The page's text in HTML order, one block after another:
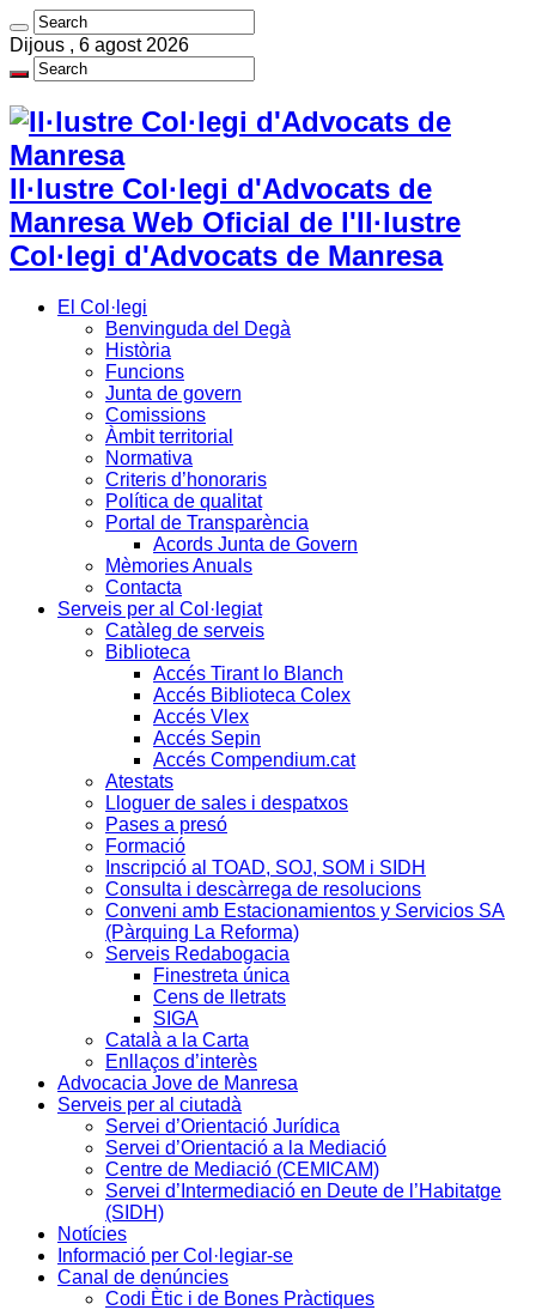
Dijous , 6 agost 2026
Il·lustre Col·legi d'Advocats de
Manresa Web Oficial de l'Il·lustre
Col·legi d'Advocats de Manresa
El Col·legi
Benvinguda del Degà
Història
Funcions
Junta de govern
Comissions
Àmbit territorial
Normativa
Criteris d’honoraris
Política de qualitat
Portal de Transparència
Acords Junta de Govern
Mèmories Anuals
Contacta
Serveis per al Col·legiat
Catàleg de serveis
Biblioteca
Accés Tirant lo Blanch
Accés Biblioteca Colex
Accés Vlex
Accés Sepin
Accés Compendium.cat
Atestats
Lloguer de sales i despatxos
Pases a presó
Formació
Inscripció al TOAD, SOJ, SOM i SIDH
Consulta i descàrrega de resolucions
Conveni amb Estacionamientos y Servicios SA
(Pàrquing La Reforma)
Serveis Redabogacia
Finestreta única
Cens de lletrats
SIGA
Català a la Carta
Enllaços d’interès
Advocacia Jove de Manresa
Serveis per al ciutadà
Servei d’Orientació Jurídica
Servei d’Orientació a la Mediació
Centre de Mediació (CEMICAM)
Servei d’Intermediació en Deute de l’Habitatge
(SIDH)
Notícies
Informació per Col·legiar-se
Canal de denúncies
Codi Ètic i de Bones Pràctiques